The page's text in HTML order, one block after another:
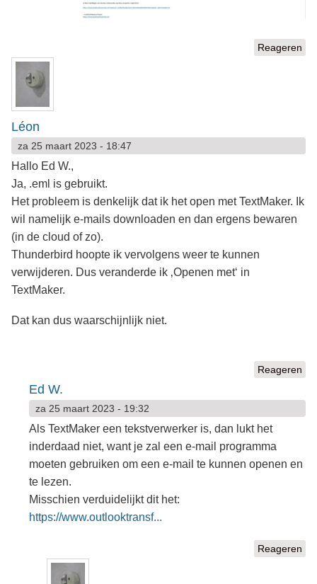
Reageren
Léon
za 25 maart 2023 - 18:47
Hallo Ed W.,
Ja, .eml is gebruikt.
Het probleem is denkelijk dat ik het open met TextMaker. Ik
wil namelijk e-mails downloaden en dan ergens bewaren
(in de cloud of zo).
Thunderbird hoopte ik vervolgens weer te kunnen
verwijderen. Dus veranderde ik ‚Openen met‘ in
TextMaker.
Dat kan dus waarschijnlijk niet.
Reageren
Ed W.
za 25 maart 2023 - 19:32
Als TextMaker een tekstverwerker is, dan lukt het
inderdaad niet, want je zal een e-mail programma
moeten gebruiken om een e-mail te kunnen openen en
te lezen.
Misschien verduidelijkt dit het:
https://www.outlooktransf...
Reageren